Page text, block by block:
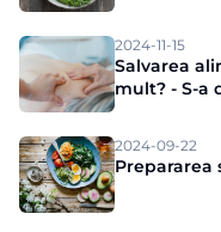
2024-11-15
Salvarea
mult? - S-a
2024-09-22
Prepararea